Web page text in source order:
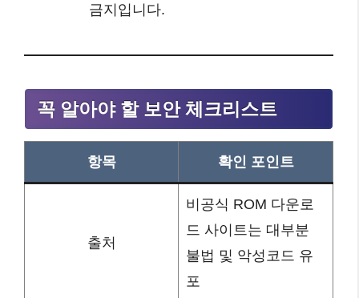
금지입니다.
꼭 알아야 할 보안 체크리스트
항목 확인 포인트
출처
비공식 ROM 다운로
드 사이트는 대부분
불법 및 악성코드 유
포